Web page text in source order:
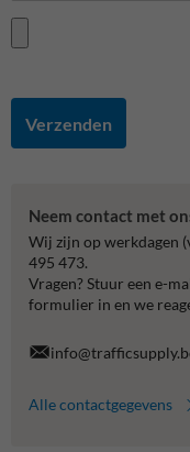
Verzenden
Neem contact met
Wij zijn op werkdagen
495 473.
Vragen? Stuur een e-
formulier in en we
Alle contactgegevens